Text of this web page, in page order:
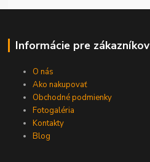
Informácie pre zákazníkov
O nás
Ako nakupovať
Obchodné podmienky
Fotogaléria
Kontakty
Blog